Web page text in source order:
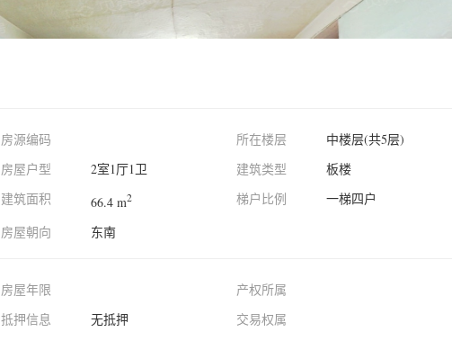
房源编码
房屋户型
2室1厅1卫
建筑面积
66.4 m2
房屋朝向 东南
所在楼层
中楼层(共5层)
建筑类型
板楼
梯户比例
一梯四户
房屋年限
抵押信息
无抵押
产权所属
交易权属